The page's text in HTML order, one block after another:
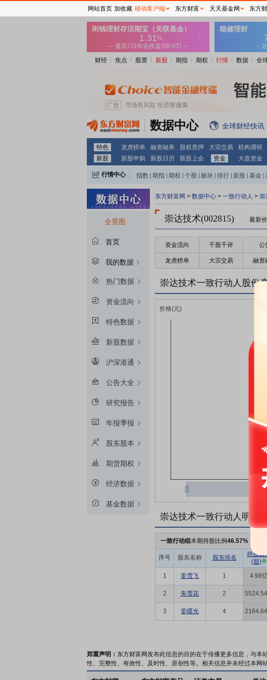
财经 焦点 股票 新股 期指 期权 行情 数据 全
数据中心 全球财经快讯
特色 龙虎榜单 融资融券 股权质押 大宗交易 机构调研
新股
新股申购 新股日历 新股上会 资金 大盘资金
行情中心 指数 期指 期权 个股 板块 排行 新股 基金
全景图
首页
我的数据
热门数据
资金流向
特色数据
新股数据
沪深港通
公告大全
研究报告
年报季报
股东股本
期货期权
经济数据
基金数据
东方财富网 > 数据中心 > 一致行动人 > 崇
崇达技术(002815) 最新价
资金流向 千股千评 公
龙虎榜单 大宗交易 融资
崇达技术一致行动人股份
崇达技术一致行动人明细
一致行动组本期持股比例46.57%
序号 股东名称 股东排名
持股数
(股)
1 姜雪飞 1 4.98
2 朱雪花 2
3 姜曙光 4
郑重声明： 东方财富网发布此信息的目的在于传播更多信息，与
性、完整性、有效性、及时性、原创性等。相关信息并未经过本网
网站首页 加收藏 移动客户端 东方财富 天天基金网 东方